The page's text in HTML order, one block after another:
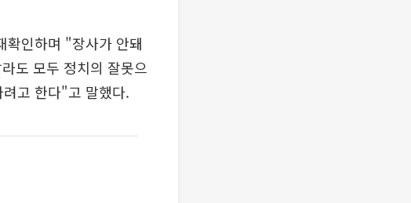
확인하며 "장사가 안돼
도 모두 정치의 잘못으
고 한다"고 말했다.